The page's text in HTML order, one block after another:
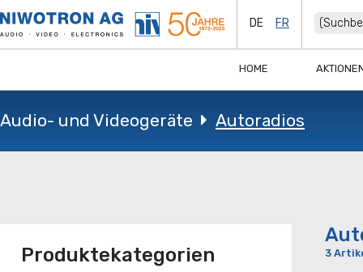
DE FR
HOME
Audio- und Videogeräte Autoradios
Produktekategorien 3